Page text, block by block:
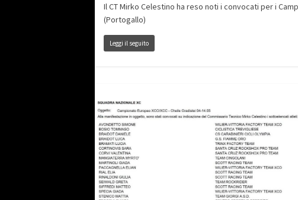
Il CT Mirko Celestino ha reso noti i convocati per i
(Portogallo)
Leggi il seguito